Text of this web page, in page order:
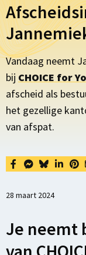
Vandaag neemt
bij CHOICE for
afscheid als
het gezellige
van afspat.
28 maart 2024
Je neemt